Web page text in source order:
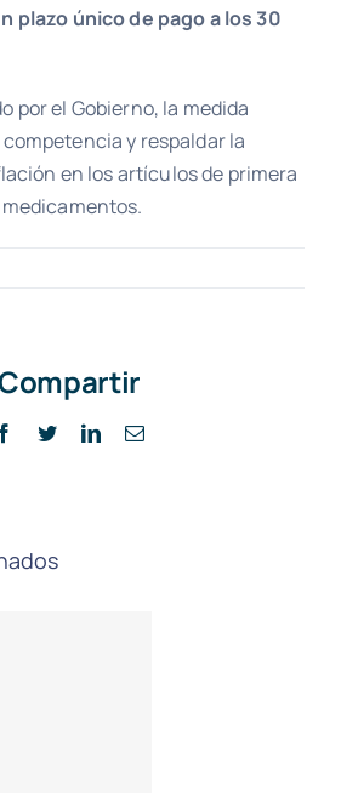
n plazo único de pago a los 30
por el Gobierno, la medida
y respaldar la
en los artículos de primera
Facebook
TwitterLinkedInCorreo